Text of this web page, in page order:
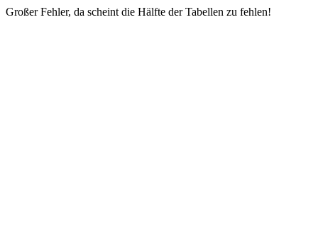
Großer Fehler, da scheint die Hälfte der Tabellen zu fehlen!